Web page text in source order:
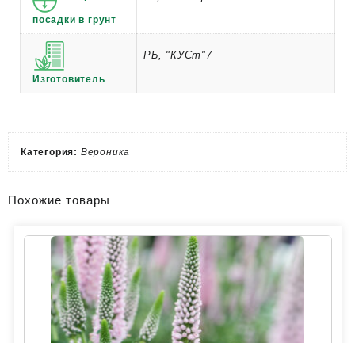
посадки в грунт
Изготовитель
РБ, "КУСт"7
Категория: Вероника
Похожие товары